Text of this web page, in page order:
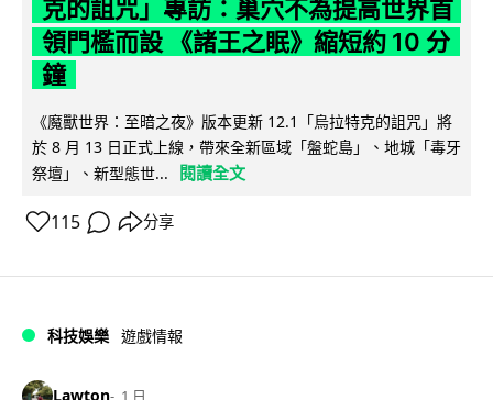
克的詛咒」專訪：巢穴不為提高世界首
領門檻而設 《諸王之眠》縮短約 10 分
鐘
《魔獸世界：至暗之夜》版本更新 12.1「烏拉特克的詛咒」將
於 8 月 13 日正式上線，帶來全新區域「盤蛇島」、地城「毒牙
祭壇」、新型態世...
閱讀全文
115 分享
科技娛樂 遊戲情報
Lawton 1 日